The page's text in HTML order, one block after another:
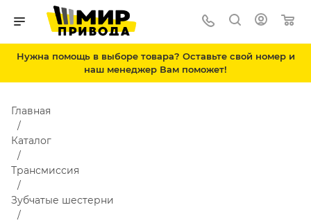
Нужна помощь в выборе товара? Оставьте свой номер и
наш менеджер Вам поможет!
Главная
Каталог
Трансмиссия
Зубчатые шестерни